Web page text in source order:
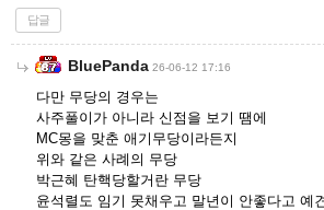
답글
BluePanda 26-06-12 17:16
다만 무당의 경우는
사주풀이가 아니라 신점을 보기 땜에
MC몽을 맞춘 애기무당이라든지
위와 같은 사례의 무당
박근혜 탄핵당할거란 무당
윤석렬도 임기 못채우고 말년이 안좋다고 예